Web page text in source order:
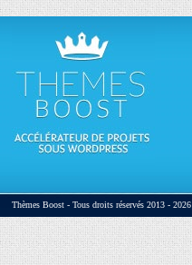
Thèmes Boost - Tous droits réservés 2013 - 2026